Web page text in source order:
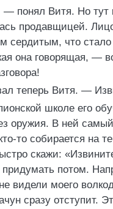
— понял Витя. Но тут
продавщицей.
сердитым, что
она говорящая, —
теперь Витя. —
школе его
оружия. В ней
то собирается на
скажи:
потом.
видели моего
сразу отступит.